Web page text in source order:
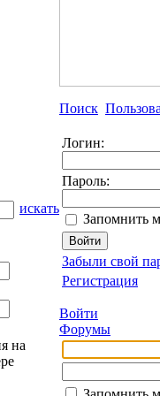
искать
на
Поиск
Логин:
Пароль:
Запомнить
Забыли свой
Регистрация
Войти
Форумы